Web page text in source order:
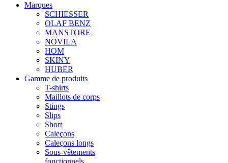
Marques
SCHIESSER
OLAF BENZ
MANSTORE
NOVILA
HOM
SKINY
HUBER
Gamme de produits
T-shirts
Maillots de corps
Stings
Slips
Short
Caleçons
Caleçons longs
Sous-vêtements
fonctionnels